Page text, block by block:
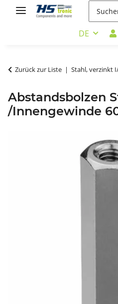
DE
Zurück zur Liste Stahl, verzinkt
Abstandsbolzen
/Innengewinde